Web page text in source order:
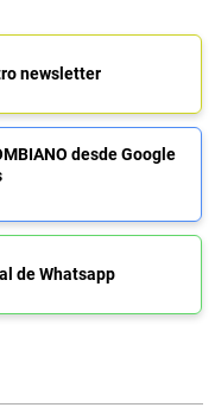
newsletter
desde Google
de Whatsapp